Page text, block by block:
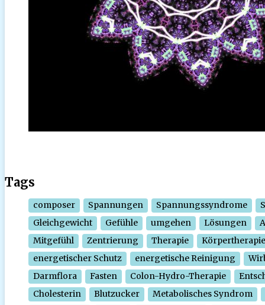
Tags
composer Spannungen Spannungssyndrome
Gleichgewicht
Gefühle umgehen Lösungen
Mitgefühl
Zentrierung Therapie
Körpertherapie
energetischer Schutz
energetische Reinigung
Darmflora
Fasten Colon-Hydro-Therapie
Cholesterin
Blutzucker
Metabolisches Syndrom